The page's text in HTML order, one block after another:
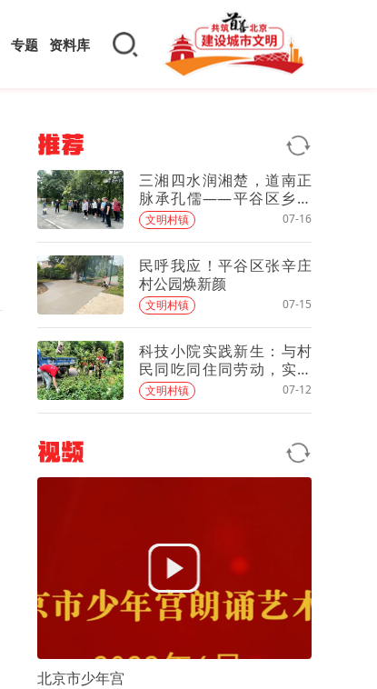
专题 资料库
推荐
三湘四水润湘楚，道南正
脉承孔儒——平谷区乡村
振兴专题培训班赴湖南开
展异地教学
文明村镇 07-16
民呼我应！平谷区张辛庄
村公园焕新颜
文明村镇 07-15
科技小院实践新生：与村
民同吃同住同劳动，实践
学习绘就乡村振兴好风采
文明村镇 07-12
视频
北京市少年宫